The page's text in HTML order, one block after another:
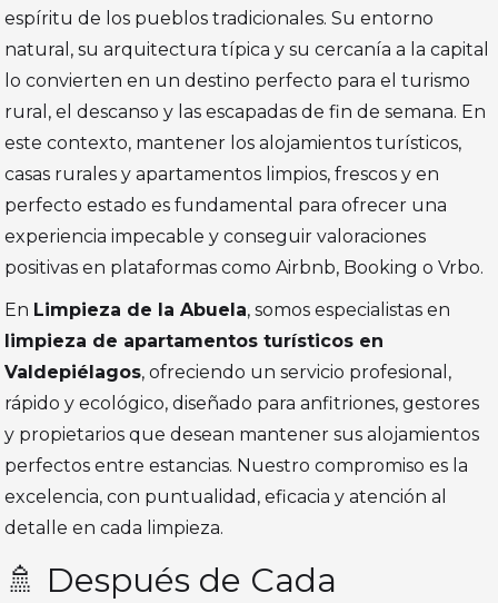
espíritu de los pueblos tradicionales. Su entorno
natural, su arquitectura típica y su cercanía a la capital
lo convierten en un destino perfecto para el turismo
rural, el descanso y las escapadas de fin de semana. En
este contexto, mantener los alojamientos turísticos,
casas rurales y apartamentos limpios, frescos y en
perfecto estado es fundamental para ofrecer una
experiencia impecable y conseguir valoraciones
positivas en plataformas como Airbnb, Booking o Vrbo.
En Limpieza de la Abuela, somos especialistas en
limpieza de apartamentos turísticos en
Valdepiélagos, ofreciendo un servicio profesional,
rápido y ecológico, diseñado para anfitriones, gestores
y propietarios que desean mantener sus alojamientos
perfectos entre estancias. Nuestro compromiso es la
excelencia, con puntualidad, eficacia y atención al
detalle en cada limpieza.
🚿 Después de Cada